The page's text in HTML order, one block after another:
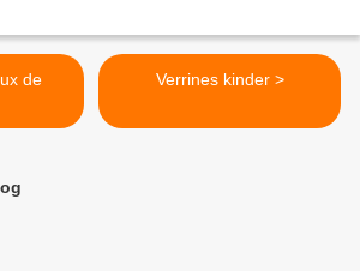
Verrines kinder >